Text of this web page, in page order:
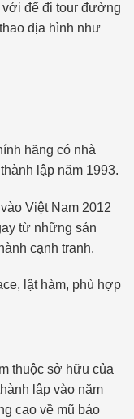
với để đi tour đường
địa hình như
hãng có nhà
lập năm 1993.
Việt Nam 2012
từ những sản
cạnh tranh.
lật hàm, phù hợp
thuộc sở hữu của
lập vào năm
cao về mũ bảo